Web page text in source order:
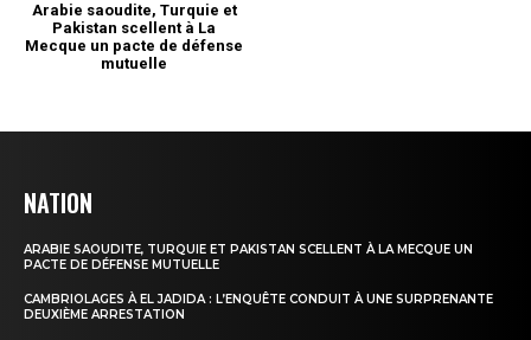
NATION
ARABIE SAOUDITE, TURQUIE ET PAKISTAN SCELLENT À LA MECQUE UN
PACTE DE DÉFENSE MUTUELLE
CAMBRIOLAGES À EL JADIDA : L’ENQUÊTE CONDUIT À UNE SURPRENANTE
DEUXIÈME ARRESTATION